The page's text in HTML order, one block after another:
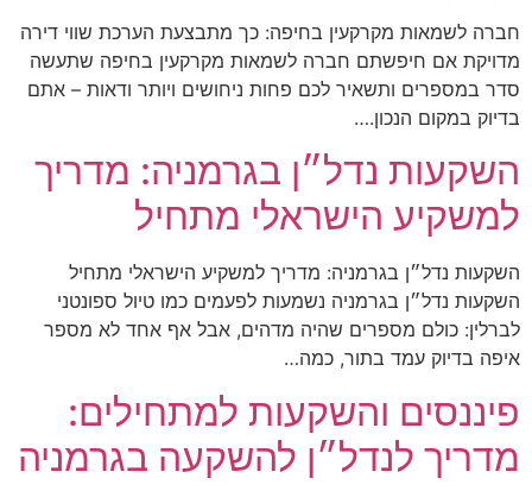
חברה לשמאות מקרקעין בחיפה: כך מתבצעת הערכת שווי דירה
מדויקת אם חיפשתם חברה לשמאות מקרקעין בחיפה שתעשה
סדר במספרים ותשאיר לכם פחות ניחושים ויותר ודאות – אתם
בדיוק במקום הנכון.…
השקעות נדל״ן בגרמניה: מדריך
למשקיע הישראלי מתחיל
השקעות נדל״ן בגרמניה: מדריך למשקיע הישראלי מתחיל
השקעות נדל״ן בגרמניה נשמעות לפעמים כמו טיול ספונטני
לברלין: כולם מספרים שהיה מדהים, אבל אף אחד לא מספר
איפה בדיוק עמד בתור, כמה…
פיננסים והשקעות למתחילים:
מדריך לנדל״ן להשקעה בגרמניה